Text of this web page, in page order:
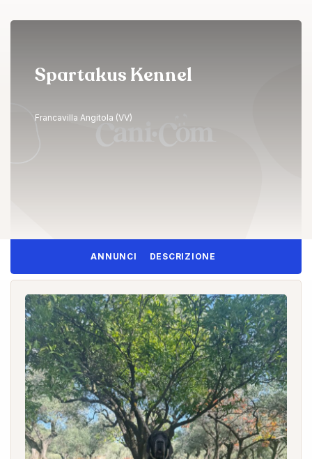
Spartakus Kennel
Francavilla Angitola (VV)
ANNUNCI DESCRIZIONE